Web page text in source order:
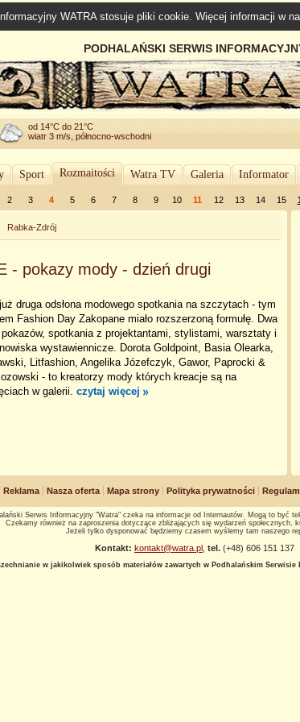
WATRA stosuje pliki cookie. Więcej informacji w
PODHALAŃSKI SERWIS
od 14°C do 21°C
wiatr 3 m/s, północno-wschodni
Sport Rozmaitości Watra TV Galeria Informator
2 3 4 5 6 7 8 9 10 11 12 13 14 15
Rabka-Zdrój
- pokazy mody - dzień drugi
druga odsłona modowego spotkania na szczytach - tym
Fashion Day Zakopane miało rozszerzoną formułę. Dwa
spotkania z projektantami, stylistami, warsztaty i
wystawiennicze. Dorota Goldpoint, Basia Olearka,
Litfashion, Angelika Józefczyk, Gawor, Paprocki &
- to kreatorzy mody których kreacje są na
w galerii. czytaj więcej
Reklama Nasza oferta Mapa strony Polityka prywatności
Serwis Informacyjny "Watra" czeka na informacje od Internautów. Mogą to być
Czekamy również na zaproszenia dotyczące zbliżających się wydarzeń społecznych,
Jeżeli tylko dysponować będziemy czasem wyślemy tam naszego
Kontakt: kontakt@watra.pl tel. (+48) 606 151 137
w jakikolwiek sposób materiałów zawartych w Podhalańskim